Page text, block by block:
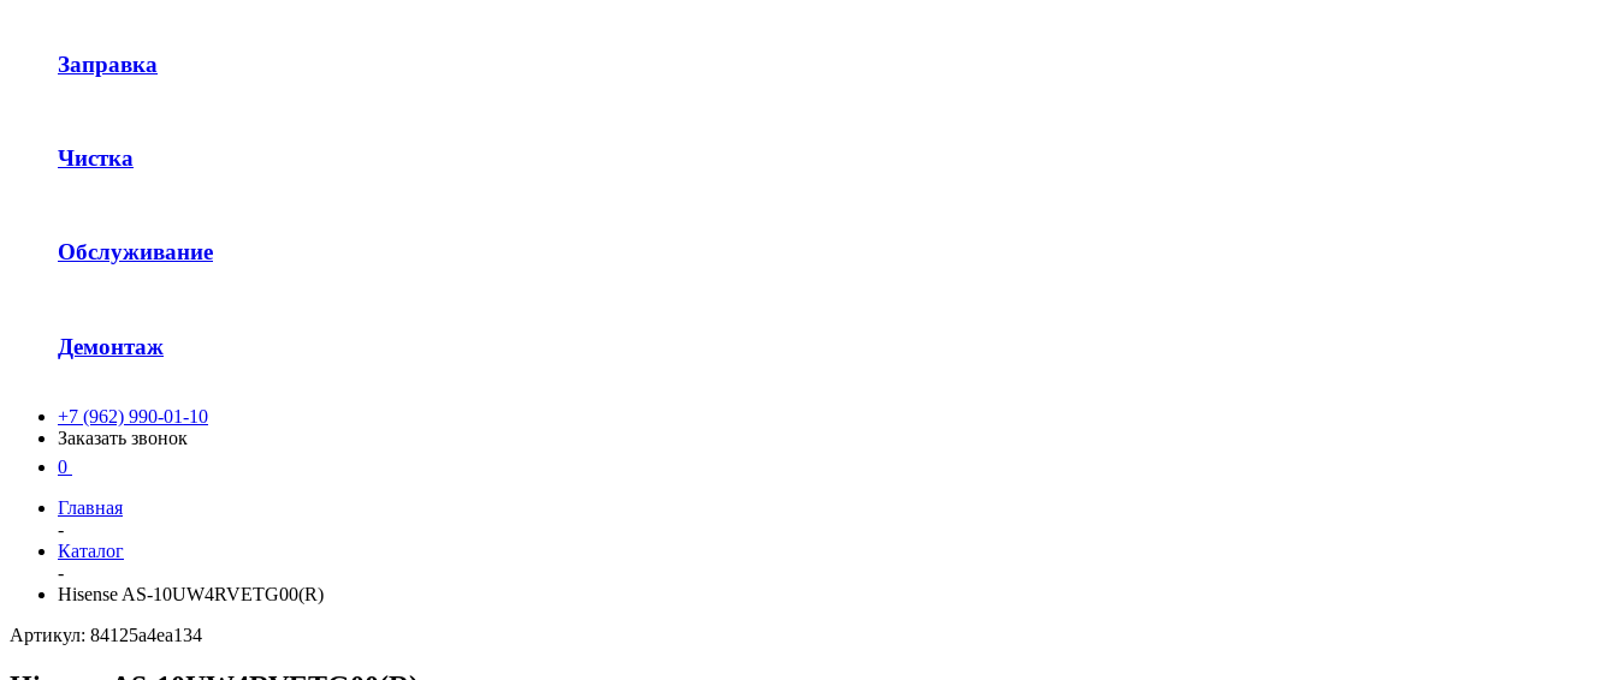
Заправка
Чистка
Обслуживание
Демонтаж
+7 (962) 990-01-10
Заказать звонок
0
Главная
-
Каталог
-
Hisense AS-10UW4RVETG00(R)
Артикул: 84125a4ea134